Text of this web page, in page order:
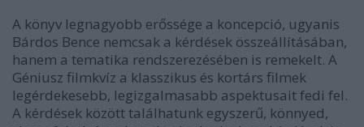
A könyv legnagyobb erőssége a koncepció, ugyanis
Bárdos Bence nemcsak a kérdések összeállításában,
hanem a tematika rendszerezésében is remekelt. A
Géniusz filmkvíz a klasszikus és kortárs filmek
legérdekesebb, legizgalmasabb aspektusait fedi fel.
A kérdések között találhatunk egyszerű, könnyed,